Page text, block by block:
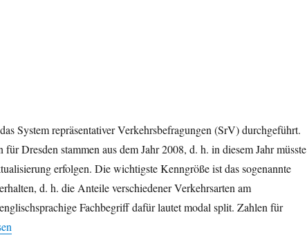
System repräsentativer Verkehrsbefragungen (SrV) durchgeführt.
Dresden stammen aus dem Jahr 2008, d. h. in diesem Jahr müsste
erfolgen. Die wichtigste Kenngröße ist das sogenannte
d. h. die Anteile verschiedener Verkehrsarten am
Fachbegriff dafür lautet modal split. Zahlen für
Anteile der Verkehrsarten am Gesamtverkehr in Dresden“